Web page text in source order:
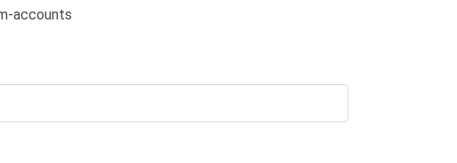
accounts